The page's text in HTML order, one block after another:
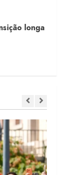
longa
de